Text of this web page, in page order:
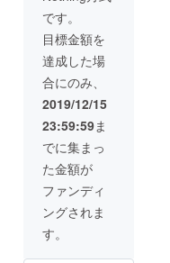
の掲載 ・グッズ
製作に伴う、サ
ンプルの優先的
配布（予定） ※
支援時にご登録
いただく企業
名・ロゴマーク
確認をさせて頂
くためにご連絡
を取らせていた
だけるメールア
ドレスのご登録
をお願い致しま
す。
です。
目標金額を
達成した場
合にのみ、
2019/12/15
23:59:59ま
でに集まっ
た金額が
ファンディ
ングされま
す。